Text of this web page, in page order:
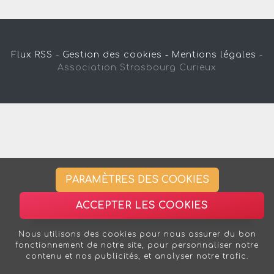
Flux RSS - Gestion des cookies - Mentions légales -
Association Strasbourg Curieux
PARAMÈTRES DES COOKIES
ACCEPTER LES COOKIES
Nous utilisons des cookies pour nous assurer du bon
fonctionnement de notre site, pour personnaliser notre
contenu et nos publicités, et analyser notre trafic.